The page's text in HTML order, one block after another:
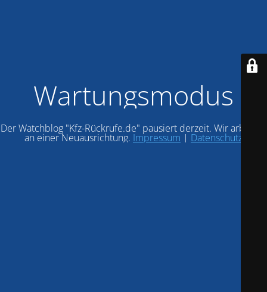
Wartungsmodus
Der Watchblog "Kfz-Rückrufe.de" pausiert derzeit. Wir arbeiten
an einer Neuausrichtung. Impressum | Datenschutz